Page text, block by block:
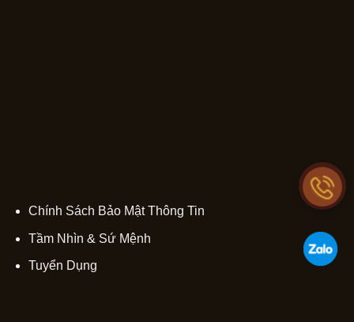
Chính Sách Bảo Mật Thông Tin
Tầm Nhìn & Sứ Mệnh
Tuyển Dụng